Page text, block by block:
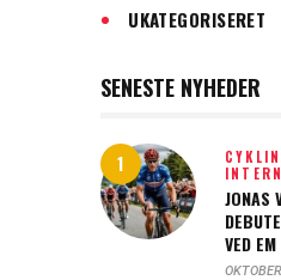
UKATEGORISERET
SENESTE NYHEDER
JONAS
VED